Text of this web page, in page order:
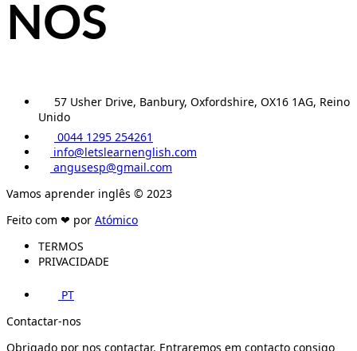
NOS
57 Usher Drive, Banbury, Oxfordshire, OX16 1AG, Reino
Unido
0044 1295 254261
info@letslearnenglish.com
angusesp@gmail.com
Vamos aprender inglês © 2023
Feito com ❤ por Atómico
TERMOS
PRIVACIDADE
PT
Contactar-nos
Obrigado por nos contactar. Entraremos em contacto consigo